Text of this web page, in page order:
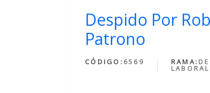
Despido Por
Patrono
CÓDIGO: 6569 RAMA:
LABORAL